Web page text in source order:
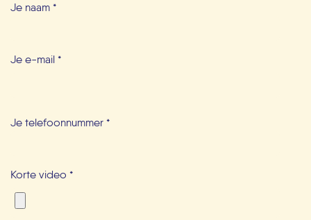
Je naam *
Je e-mail *
Je telefoonnummer *
Korte video *